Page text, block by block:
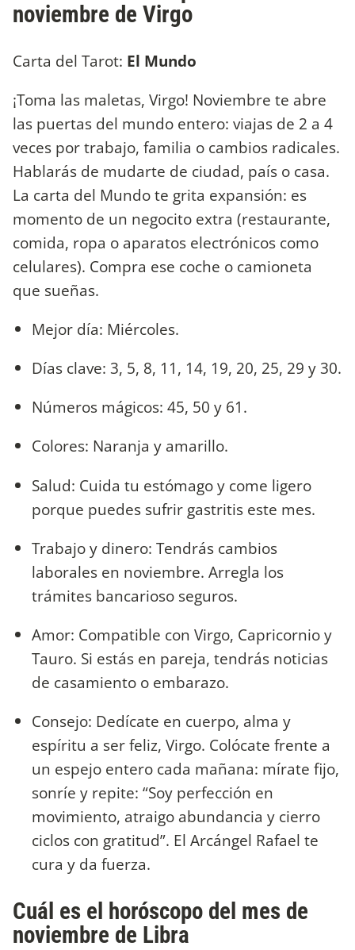
noviembre de Virgo
Carta del Tarot: El Mundo
¡Toma las maletas, Virgo! Noviembre te abre
las puertas del mundo entero: viajas de 2 a 4
veces por trabajo, familia o cambios radicales.
Hablarás de mudarte de ciudad, país o casa.
La carta del Mundo te grita expansión: es
momento de un negocito extra (restaurante,
comida, ropa o aparatos electrónicos como
celulares). Compra ese coche o camioneta
que sueñas.
Mejor día: Miércoles.
Días clave: 3, 5, 8, 11, 14, 19, 20, 25, 29 y 30.
Números mágicos: 45, 50 y 61.
Colores: Naranja y amarillo.
Salud: Cuida tu estómago y come ligero
porque puedes sufrir gastritis este mes.
Trabajo y dinero: Tendrás cambios
laborales en noviembre. Arregla los
trámites bancarioso seguros.
Amor: Compatible con Virgo, Capricornio y
Tauro. Si estás en pareja, tendrás noticias
de casamiento o embarazo.
Consejo: Dedícate en cuerpo, alma y
espíritu a ser feliz, Virgo. Colócate frente a
un espejo entero cada mañana: mírate fijo,
sonríe y repite: “Soy perfección en
movimiento, atraigo abundancia y cierro
ciclos con gratitud”. El Arcángel Rafael te
cura y da fuerza.
Cuál es el horóscopo del mes de
noviembre de Libra